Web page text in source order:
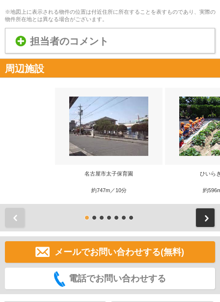
※地図上に表示される物件の位置は付近住所に所在することを表すものであり、実際の
物件所在地とは異なる場合がございます。
担当者のコメント
周辺施設
名古屋市太子保育園
約747m／10分
ひいら
約
メールでお問い合わせする(無料)
電話でお問い合わせする